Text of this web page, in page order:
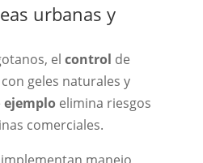
urbanas y
el control de
geles naturales y
ejemploelimina riesgos
comerciales.
manejo